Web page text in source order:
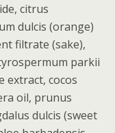
citrus
dulcis (orange)
filtrate (sake),
parkii
extract, cocos
oil, prunus
dulcis (sweet